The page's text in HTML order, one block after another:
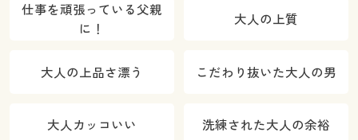
仕事を頑張っている父親
に！
大人の上質
大人の上品さ漂う こだわり抜いた大人の男
大人カッコいい 洗練された大人の余裕